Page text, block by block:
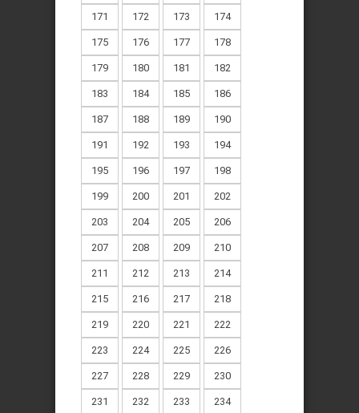
171 172 173 174
175 176 177 178
179 180 181 182
183 184 185 186
187 188 189 190
191 192 193 194
195 196 197 198
199 200 201 202
203 204 205 206
207 208 209 210
211 212 213 214
215 216 217 218
219 220 221 222
223 224 225 226
227 228 229 230
231 232 233 234